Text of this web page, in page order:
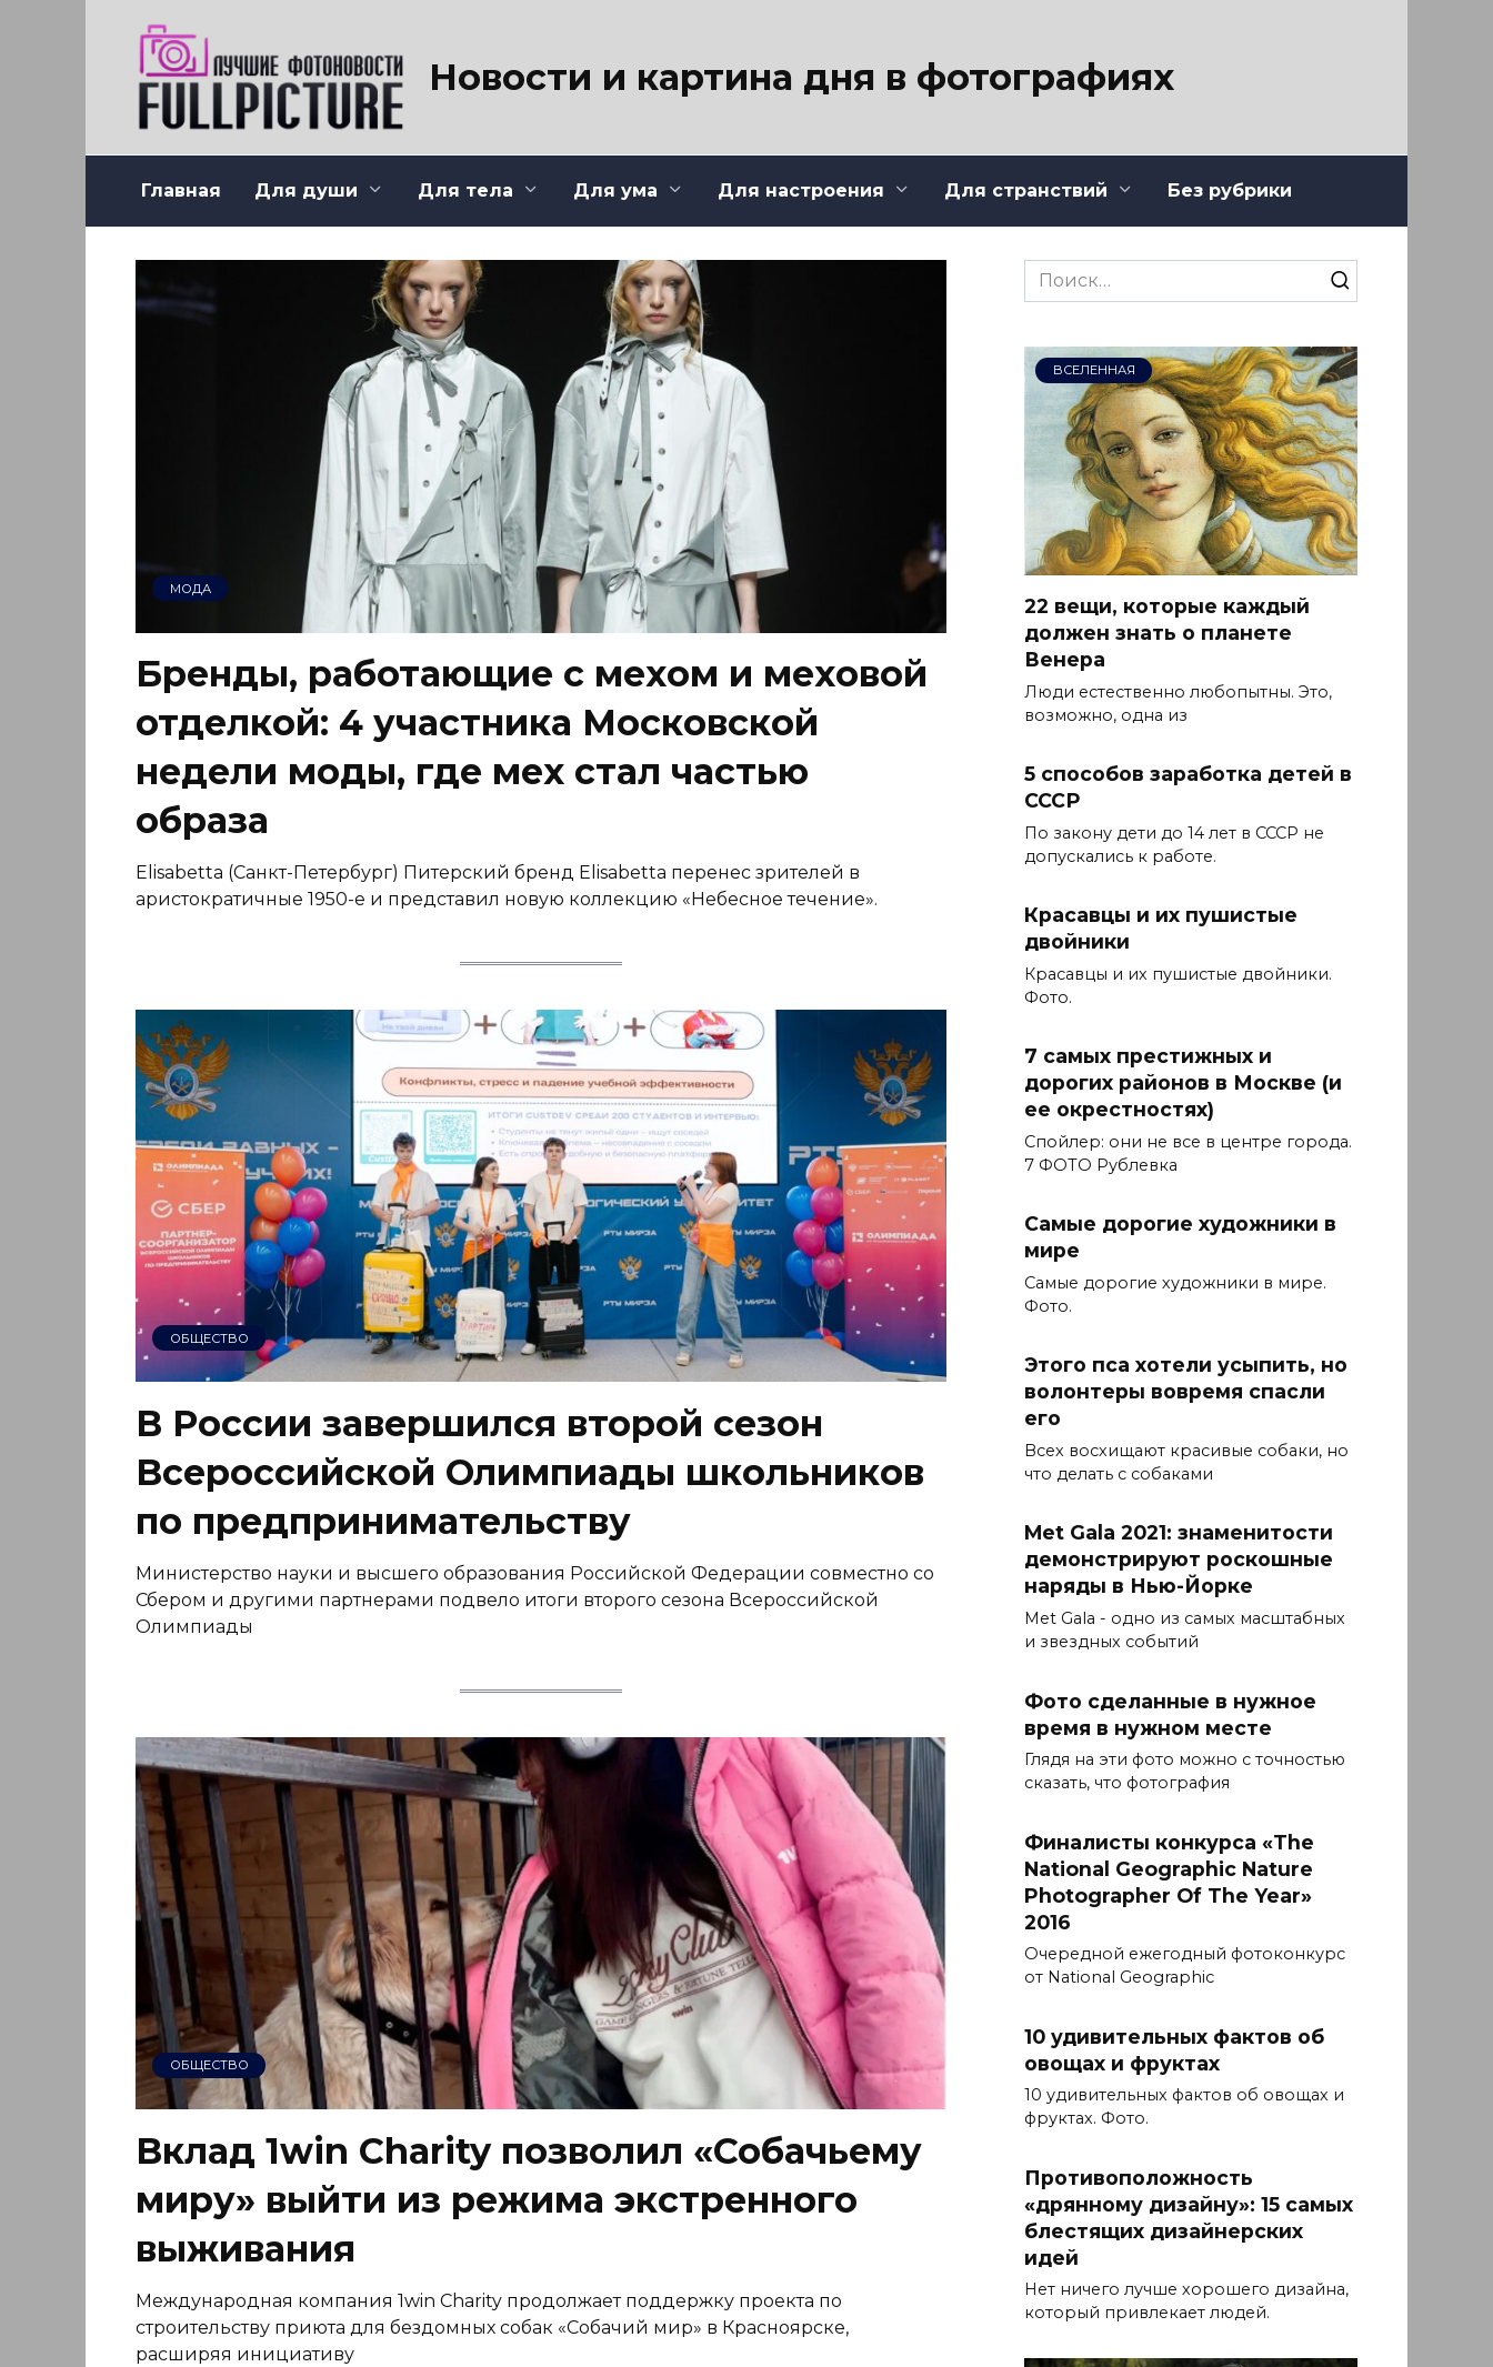
Новости и картина дня в фотографиях
Главная Для души Для тела Для ума Для настроения Для странствий Без рубрики
МОДА
Бренды, работающие с мехом и меховой
отделкой: 4 участника Московской
недели моды, где мех стал частью
образа
Elisabetta (Санкт-Петербург) Питерский бренд Elisabetta перенес зрителей в
аристократичные 1950-е и представил новую коллекцию «Небесное течение».
ОБЩЕСТВО
В России завершился второй сезон
Всероссийской Олимпиады школьников
по предпринимательству
Министерство науки и высшего образования Российской Федерации совместно со
Сбером и другими партнерами подвело итоги второго сезона Всероссийской
Олимпиады
ОБЩЕСТВО
Вклад 1win Charity позволил «Собачьему
миру» выйти из режима экстренного
выживания
Международная компания 1win Charity продолжает поддержку проекта по
строительству приюта для бездомных собак «Собачий мир» в Красноярске,
расширяя инициативу
Search
for:
ВСЕЛЕННАЯ
22 вещи, которые каждый
должен знать о планете
Венера
Люди естественно любопытны. Это,
возможно, одна из
5 способов заработка детей в
СССР
По закону дети до 14 лет в СССР не
допускались к работе.
Красавцы и их пушистые
двойники
Красавцы и их пушистые двойники.
Фото.
7 самых престижных и
дорогих районов в Москве (и
ее окрестностях)
Спойлер: они не все в центре города.
7 ФОТО Рублевка
Самые дорогие художники в
мире
Самые дорогие художники в мире.
Фото.
Этого пса хотели усыпить, но
волонтеры вовремя спасли
его
Всех восхищают красивые собаки, но
что делать с собаками
Met Gala 2021: знаменитости
демонстрируют роскошные
наряды в Нью-Йорке
Met Gala - одно из самых масштабных
и звездных событий
Фото сделанные в нужное
время в нужном месте
Глядя на эти фото можно с точностью
сказать, что фотография
Финалисты конкурса «The
National Geographic Nature
Photographer Of The Year»
2016
Очередной ежегодный фотоконкурс
от National Geographic
10 удивительных фактов об
овощах и фруктах
10 удивительных фактов об овощах и
фруктах. Фото.
Противоположность
«дрянному дизайну»: 15 самых
блестящих дизайнерских
идей
Нет ничего лучше хорошего дизайна,
который привлекает людей.